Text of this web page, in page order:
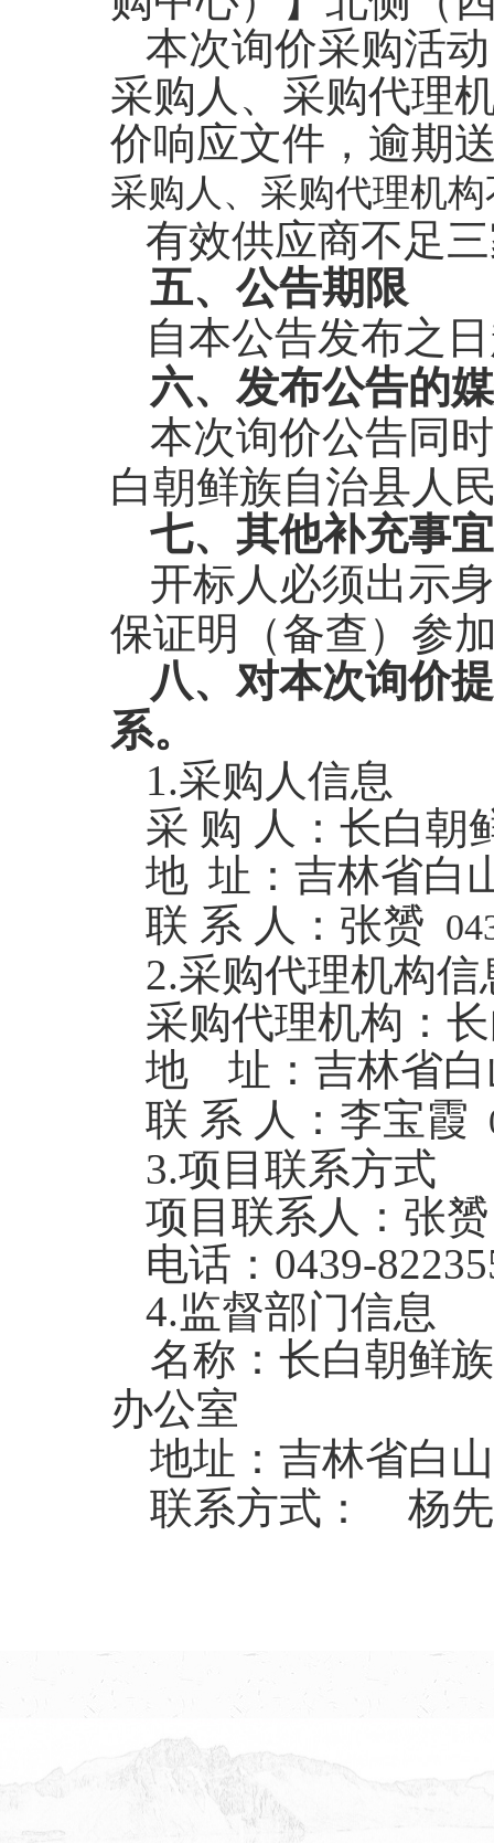
本次询价采购活
采购人、采购代理
价响应文件，逾期
采购人、采购代理机
有效供应商不足
五、公告期限
自本公告发布之
六、发布公告的
本次询价公告同
白朝鲜族自治县人
七、其他补充事宜
开标人必须出示
保证明（备查）参
八、对本次询价
系。
1.采购人信息
采 购 人：长白朝
地 址：吉林省白
联 系 人：张赟
2.采购代理机构信
采购代理机构：
地
址：吉林省
联 系 人：李宝霞
3.项目联系方式
项目联系人：张赟
电话： 0439-
4.监督部门信息
名称：长白朝鲜
办公室
地址：吉林省白
联系方式： 杨